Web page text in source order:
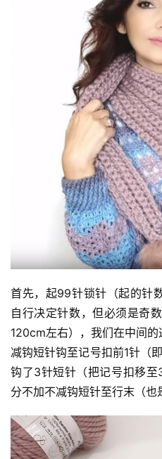
首先，起99针锁针（起的针
自行决定针数，但必须是奇
120cm左右），我们在中间
减钩短针钩至记号扣前1针（
钩了3针短针（把记号扣移
分不加不减钩短针至行末（也